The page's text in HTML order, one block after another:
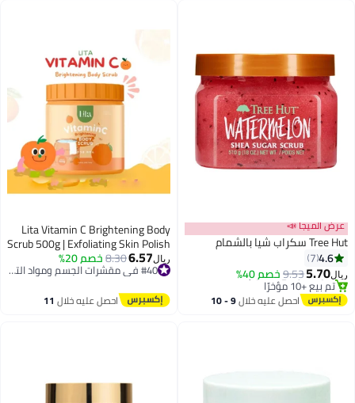
عرض الميجا 📣
Tree Hut سكراب شيا بالشمام
4.6
7
ريال5.70
9.53خصم 40%
أقل سعر في 30 يوم
تم بيع +10 مؤخرًا
احصل عليه خلال 9 - 10
Lita Vitamin C Brightening Body
Scrub 500g | Exfoliating Skin Polish
for Radiant & Even-Toned Skin
ريال6.57
8.30خصم 20%
#40 في مقشرات الجسم ومواد التلميع
احصل عليه خلال 11